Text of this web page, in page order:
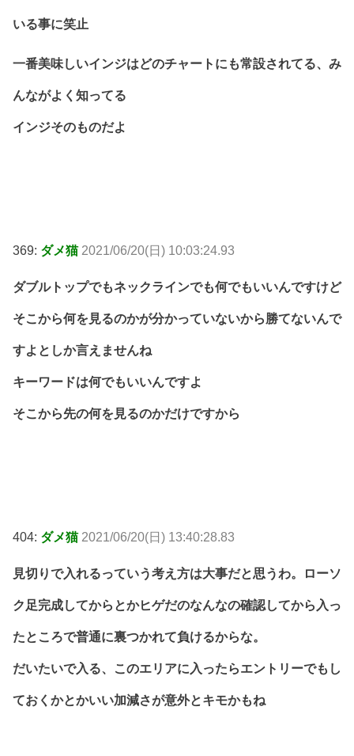
いる事に笑止
一番美味しいインジはどのチャートにも常設されてる、み
んながよく知ってる
インジそのものだよ
369: ダメ猫 2021/06/20(日) 10:03:24.93
ダブルトップでもネックラインでも何でもいいんですけど
そこから何を見るのかが分かっていないから勝てないんで
すよとしか言えませんね
キーワードは何でもいいんですよ
そこから先の何を見るのかだけですから
404: ダメ猫 2021/06/20(日) 13:40:28.83
見切りで入れるっていう考え方は大事だと思うわ。ローソ
ク足完成してからとかヒゲだのなんなの確認してから入っ
たところで普通に裏つかれて負けるからな。
だいたいで入る、このエリアに入ったらエントリーでもし
ておくかとかいい加減さが意外とキモかもね